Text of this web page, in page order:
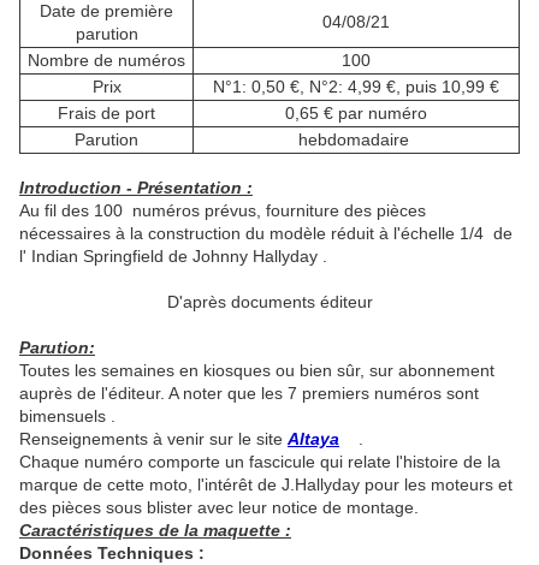
Date de première
parution
04/08/21
Nombre de numéros
100
Prix
N°1: 0,50 €, N°2: 4,99 €, puis 10,99 €
Frais de port
0,65 € par numéro
Parution
hebdomadaire
Introduction - Présentation :
Au fil des 100 numéros prévus, fourniture des pièces
nécessaires à la construction du modèle réduit à l'échelle 1/4 de
l' Indian Springfield de Johnny Hallyday .
D'après documents éditeur
Parution:
Toutes les semaines en kiosques ou bien sûr, sur abonnement
auprès de l'éditeur. A noter que les 7 premiers numéros sont
bimensuels .
Renseignements à venir sur le site Altaya
Chaque numéro comporte un fascicule qui relate l'histoire de la
marque de cette moto, l'intérêt de J.Hallyday pour les moteurs et
des pièces sous blister avec leur notice de montage.
Caractéristiques de la maquette :
Données Techniques :